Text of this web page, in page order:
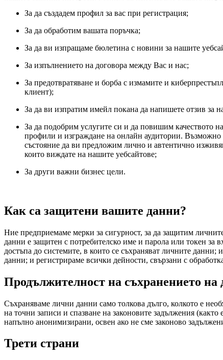
За да създадем профил за вас при регистрация;
За да обработим вашата поръчка;
За да ви изпращаме бюлетина с новини за нашите
За изпълнението на договора между Вас и нас;
За предотвратяване и борба с измамите и
клиент);
За да ви изпратим имейл покана да напишете отзив за
За да подобрим услугите си и да повишим качеството
профили и изграждане на онлайн аудитории. Възможно
състояние да ви предложим лично и автентично
които виждате на нашите уебсайтове;
За други важни бизнес цели.
Как са защитени вашите данни?
Ние предприемаме мерки за сигурност, за да защитим
данни е защитен с потребителско име и парола или токен за
достъпа до системите, в които се съхраняват личните
данни; и регистрираме всички дейности, свързани с
Продължителност на съхранението на
Съхраняваме лични данни само толкова дълго, колкото е
на точни записи и спазване на законовите задължения
напълно анонимизирани, освен ако не сме законово
Трети страни